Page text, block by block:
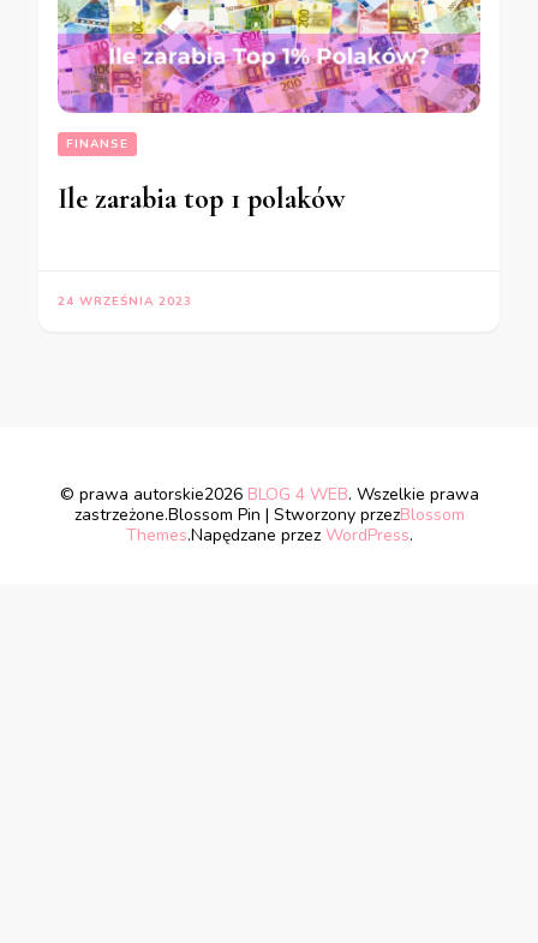
FINANSE
Ile zarabia top 1 polaków
24 WRZEŚNIA 2023
© prawa autorskie2026 BLOG 4 WEB. Wszelkie prawa
zastrzeżone.Blossom Pin | Stworzony przezBlossom
Themes.Napędzane przez WordPress.